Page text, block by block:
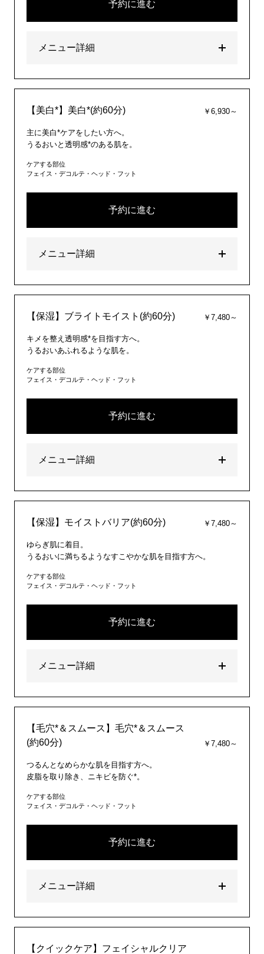
予約に進む
メニュー詳細
【美白*】美白*(約60分) ￥6,930～
主に美白*ケアをしたい方へ。
うるおいと透明感*のある肌を。
ケアする部位
フェイス・デコルテ・ヘッド・フット
予約に進む
メニュー詳細
【保湿】ブライトモイスト(約60分) ￥7,480～
キメを整え透明感*を目指す方へ。
うるおいあふれるような肌を。
ケアする部位
フェイス・デコルテ・ヘッド・フット
予約に進む
メニュー詳細
【保湿】モイストバリア(約60分) ￥7,480～
ゆらぎ肌に着目。
うるおいに満ちるようなすこやかな肌を目指す方へ。
ケアする部位
フェイス・デコルテ・ヘッド・フット
予約に進む
メニュー詳細
【毛穴*＆スムース】毛穴*＆スムース
(約60分)
￥7,480～
つるんとなめらかな肌を目指す方へ。
皮脂を取り除き、ニキビを防ぐ*。
ケアする部位
フェイス・デコルテ・ヘッド・フット
予約に進む
メニュー詳細
【クイックケア】フェイシャルクリア